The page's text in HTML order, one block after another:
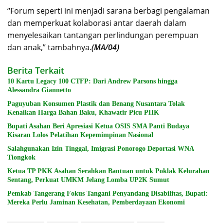
“Forum seperti ini menjadi sarana berbagi pengalaman
dan memperkuat kolaborasi antar daerah dalam
menyelesaikan tantangan perlindungan perempuan
dan anak,” tambahnya.(MA/04)
Berita Terkait
10 Kartu Legacy 100 CTFP: Dari Andrew Parsons hingga
Alessandra Giannetto
Paguyuban Konsumen Plastik dan Benang Nusantara Tolak
Kenaikan Harga Bahan Baku, Khawatir Picu PHK
Bupati Asahan Beri Apresiasi Ketua OSIS SMA Panti Budaya
Kisaran Lolos Pelatihan Kepemimpinan Nasional
Salahgunakan Izin Tinggal, Imigrasi Ponorogo Deportasi WNA
Tiongkok
Ketua TP PKK Asahan Serahkan Bantuan untuk Poklak Kelurahan
Sentang, Perkuat UMKM Jelang Lomba UP2K Sumut
Pemkab Tangerang Fokus Tangani Penyandang Disabilitas, Bupati:
Mereka Perlu Jaminan Kesehatan, Pemberdayaan Ekonomi